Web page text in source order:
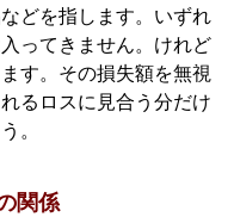
どを指します。いずれ
ってきません。けれど
す。その損失額を無視
るロスに見合う分だけ
。
関係